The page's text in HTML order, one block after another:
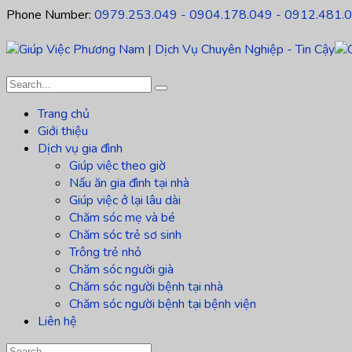
Phone Number: 0979.253.049 - 0904.178.049 -
Trang chủ
Giới thiệu
Dịch vụ gia đình
Giúp việc theo giờ
Nấu ăn gia đình tại nhà
Giúp việc ở lại lâu dài
Chăm sóc mẹ và bé
Chăm sóc trẻ sơ sinh
Trông trẻ nhỏ
Chăm sóc người già
Chăm sóc người bệnh tại nhà
Chăm sóc người bệnh tại bệnh viện
Liên hệ